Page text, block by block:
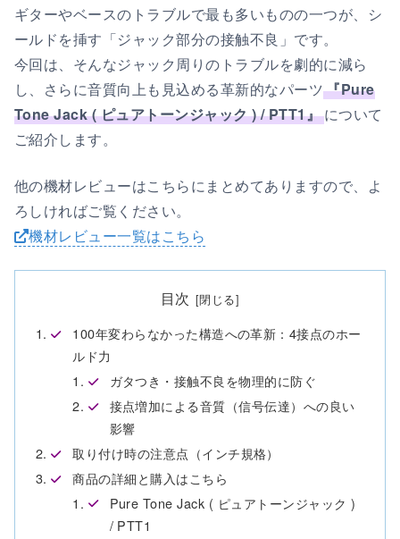
ギターやベースのトラブルで最も多いものの一つが、シ
ールドを挿す「ジャック部分の接触不良」です。
今回は、そんなジャック周りのトラブルを劇的に減ら
し、さらに音質向上も見込める革新的なパーツ『Pure
Tone Jack ( ピュアトーンジャック ) / PTT1』について
ご紹介します。
他の機材レビューはこちらにまとめてありますので、よ
ろしければご覧ください。
機材レビュー一覧はこちら
目次
100年変わらなかった構造への革新：4接点のホー
ルド力
ガタつき・接触不良を物理的に防ぐ
接点増加による音質（信号伝達）への良い
影響
取り付け時の注意点（インチ規格）
商品の詳細と購入はこちら
Pure Tone Jack ( ピュアトーンジャック )
/ PTT1